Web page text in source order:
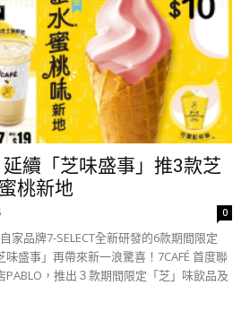
延續「芝味盛事」推3款芝
桃新地
0
家品牌7-SELECT全新研發的6款期間限定
味盛事」再帶來新一浪驚喜！7CAFÉ 首度聯
，推出３款期間限定「芝」味飲品及